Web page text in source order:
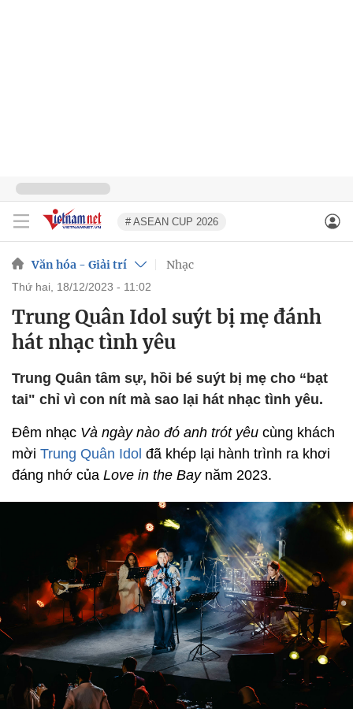
# ASEAN CUP 2026
Văn hóa - Giải trí Nhạc
thứ hai, 18/12/2023 - 11:02
Trung Quân Idol suýt bị mẹ đánh
hát nhạc tình yêu
Trung Quân tâm sự, hồi bé suýt bị mẹ cho “bạt
tai" chỉ vì con nít mà sao lại hát nhạc tình yêu.
Đêm nhạc Và ngày nào đó anh trót yêu cùng khách
mời Trung Quân Idol đã khép lại hành trình ra khơi
đáng nhớ của Love in the Baynăm 2023.